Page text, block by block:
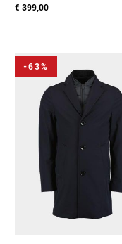
10266240 01 50546546/405
€ 399,00
-63%